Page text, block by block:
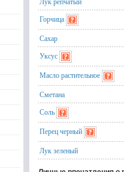
Горчица
Сахар
Уксус
Масло растительное
Сметана
Соль
Перец черный
Лук зеленый